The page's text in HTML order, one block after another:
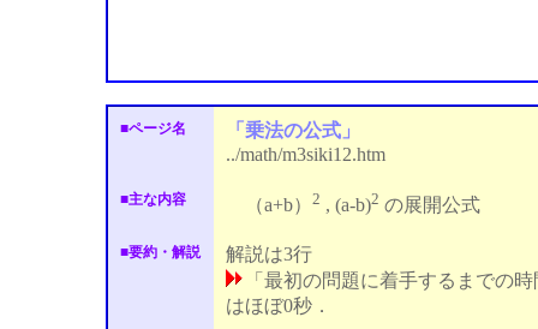
■ページ名
「乗法の公式」
../math/m3siki12.htm
■主な内容 （a+b） 2 , (a-b)2 の展開公式
■要約・解説
解説は3行
「最初の問題に着手するまでの
はほぼ0秒．